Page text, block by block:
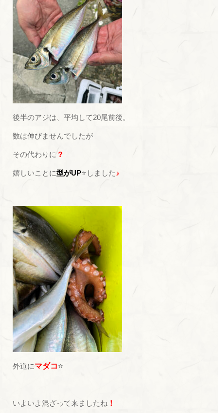
後半のアジは、平均して20尾前後。
数は伸びませんでしたが
その代わりに ？
嬉しいことに型がUP⭐しました♪
外道にマダコ⭐
いよいよ混ざって来ましたね ！